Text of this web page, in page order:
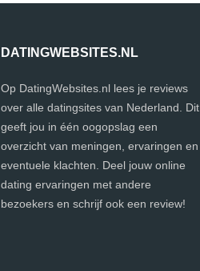
DATINGWEBSITES.NL
Op DatingWebsites.nl lees je reviews
over alle datingsites van Nederland. Dit
geeft jou in één oogopslag een
overzicht van meningen, ervaringen en
eventuele klachten. Deel jouw online
dating ervaringen met andere
bezoekers en schrijf ook een review!